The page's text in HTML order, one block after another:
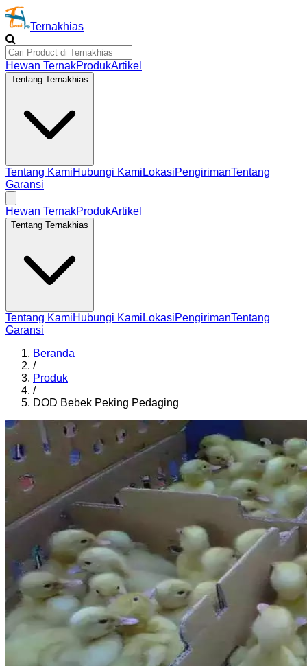
Ternakhias
Hewan TernakProdukArtikel
Tentang Ternakhias
Tentang KamiHubungi Kami LokasiPengirimanTentang
Garansi
Hewan TernakProdukArtikel
Tentang Ternakhias
Tentang KamiHubungi Kami LokasiPengirimanTentang
Garansi
Beranda
/
Produk
/
DOD Bebek Peking Pedaging